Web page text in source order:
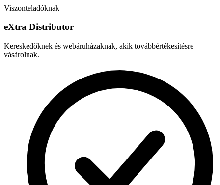
Viszonteladóknak
eXtra Distributor
Kereskedőknek és webáruházaknak, akik továbbértékesítésre
vásárolnak.